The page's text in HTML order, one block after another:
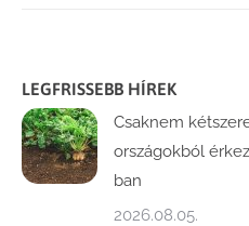
LEGFRISSEBB HÍREK
Csaknem
országokból
ban
2026.08.05.